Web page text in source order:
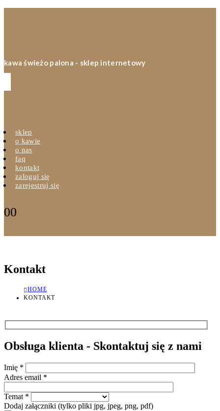
kawa świeżo palona - sklep internetowy
sklep
o kawie
o nas
faq
kontakt
zaloguj się
zarejestruj się
00
Kontakt
HOME
KONTAKT
Obsługa klienta - Skontaktuj się z nami
Imię *
Adres email *
Temat *
Dodaj załączniki (tylko pliki jpg, jpeg, png, pdf)